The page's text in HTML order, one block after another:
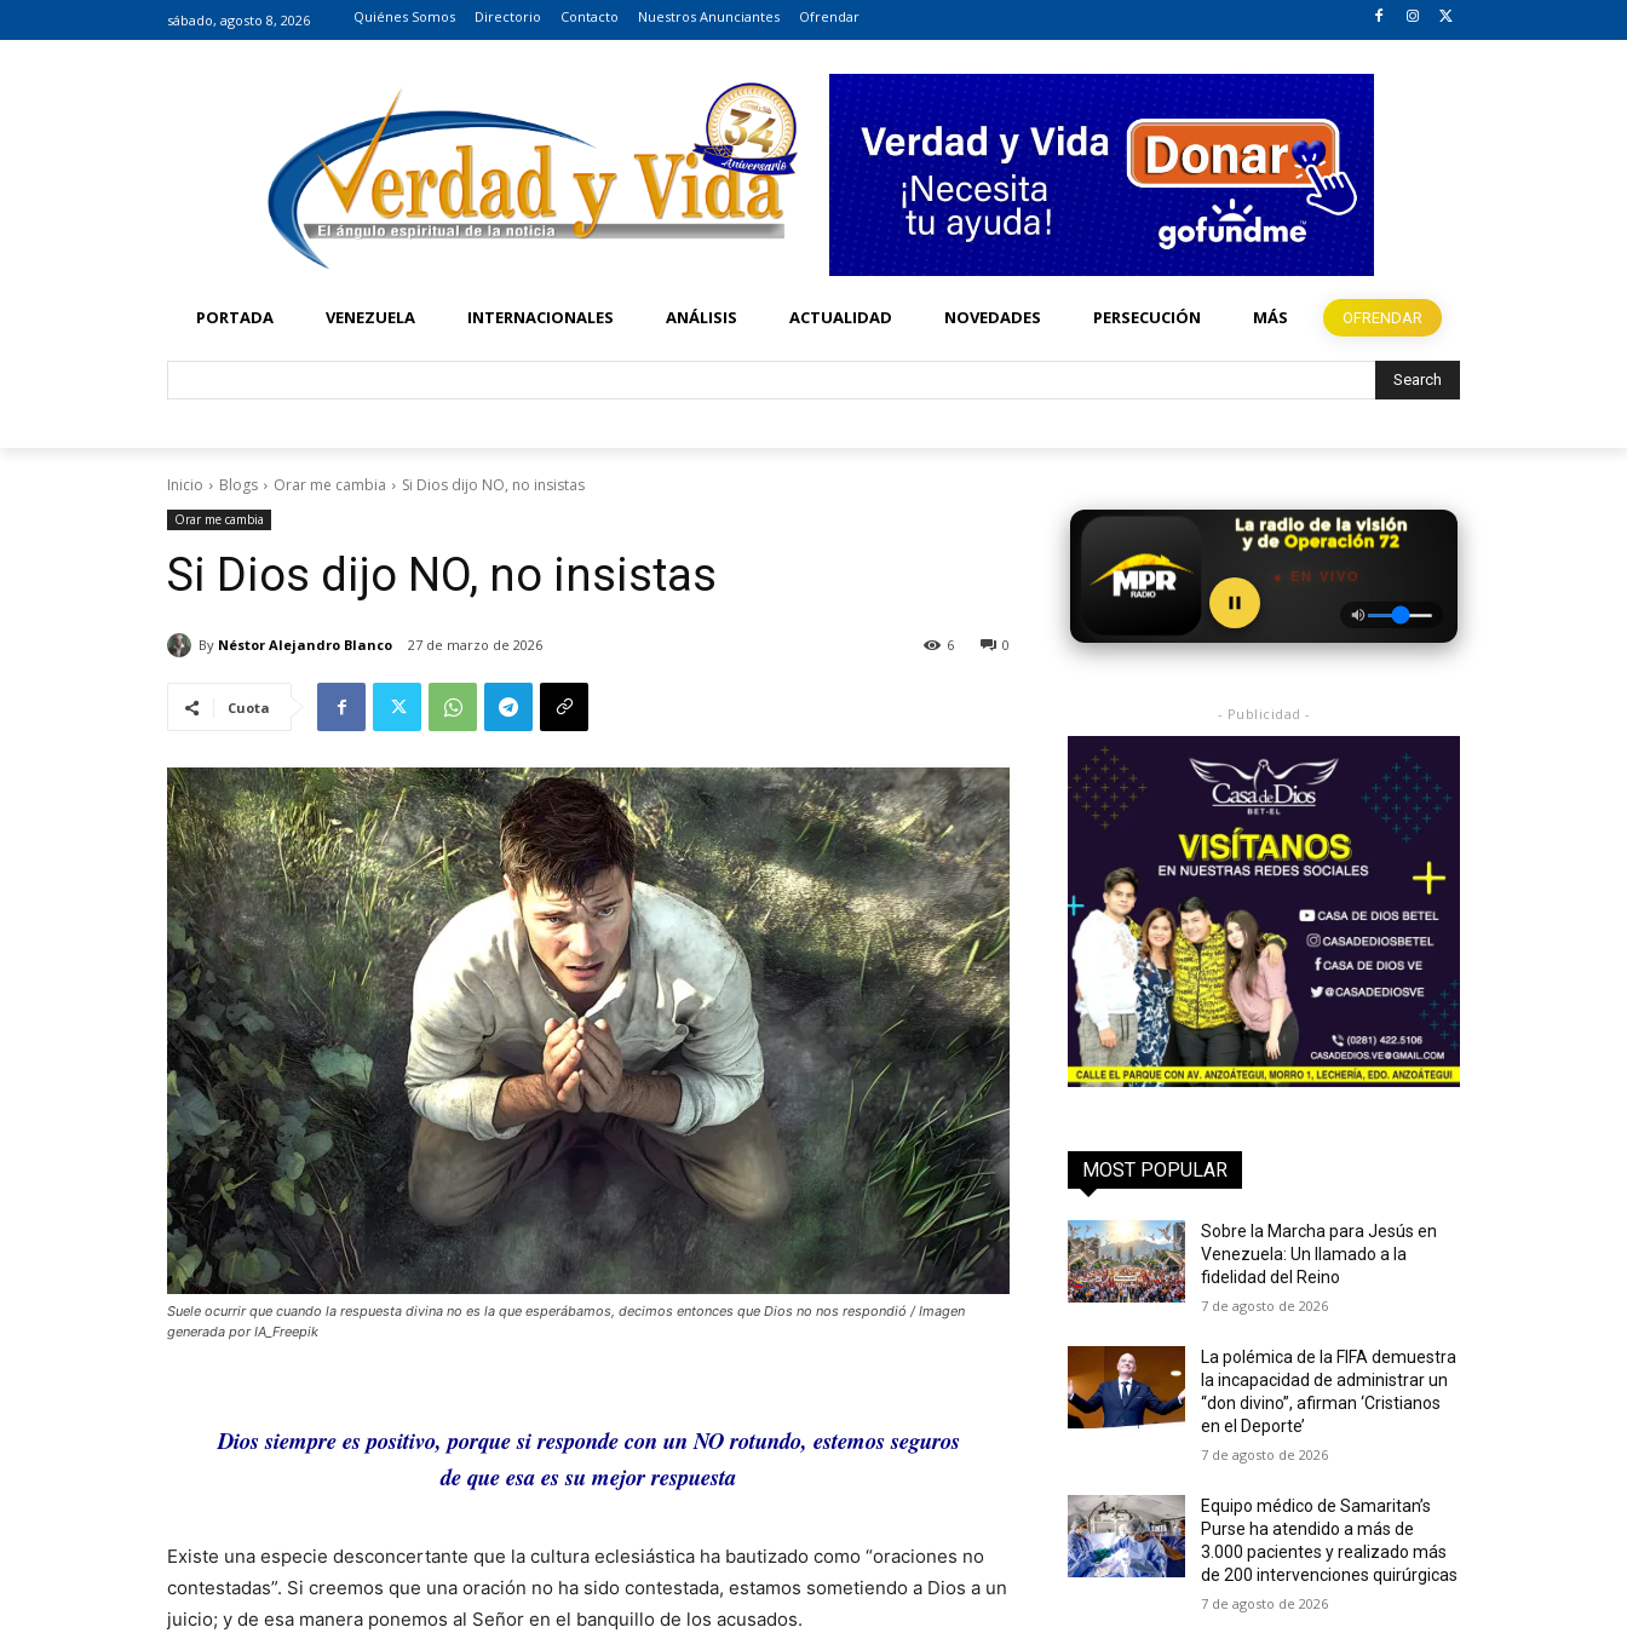
sábado, agosto 8, 2026 Quiénes Somos Directorio Contacto Nuestros Anunciantes Ofrendar
PORTADA VENEZUELA INTERNACIONALES ANÁLISIS ACTUALIDAD NOVEDADES PERSECUCIÓN MÁS OFRENDAR
Search
Inicio Blogs Orar me cambia Si Dios dijo NO, no insistas
Orar me cambia
Si Dios dijo NO, no insistas
By Néstor Alejandro Blanco 27 de marzo de 2026 0
6
Cuota
Suele ocurrir que cuando la respuesta divina no es la que esperábamos, decimos entonces que Dios no nos respondió / Imagen
generada por IA_Freepik
Dios siempre es positivo, porque si responde con un NO rotundo, estemos seguros
de que esa es su mejor respuesta
Existe una especie desconcertante que la cultura eclesiástica ha bautizado como “oraciones no
contestadas”. Si creemos que una oración no ha sido contestada, estamos sometiendo a Dios a un
juicio; y de esa manera ponemos al Señor en el banquillo de los acusados.
● EN VIVO
- Publicidad -
MOST POPULAR
Sobre la Marcha para Jesús en
Venezuela: Un llamado a la
fidelidad del Reino
7 de agosto de 2026
La polémica de la FIFA demuestra
la incapacidad de administrar un
“don divino”, afirman ‘Cristianos
en el Deporte’
7 de agosto de 2026
Equipo médico de Samaritan’s
Purse ha atendido a más de
3.000 pacientes y realizado más
de 200 intervenciones quirúrgicas
7 de agosto de 2026